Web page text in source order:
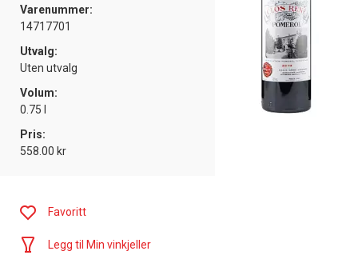
Varenummer:
14717701
Utvalg:
Uten utvalg
Volum:
0.75 l
Pris:
558.00 kr
Favoritt
Legg til Min vinkjeller